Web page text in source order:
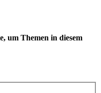
um Themen in diesem